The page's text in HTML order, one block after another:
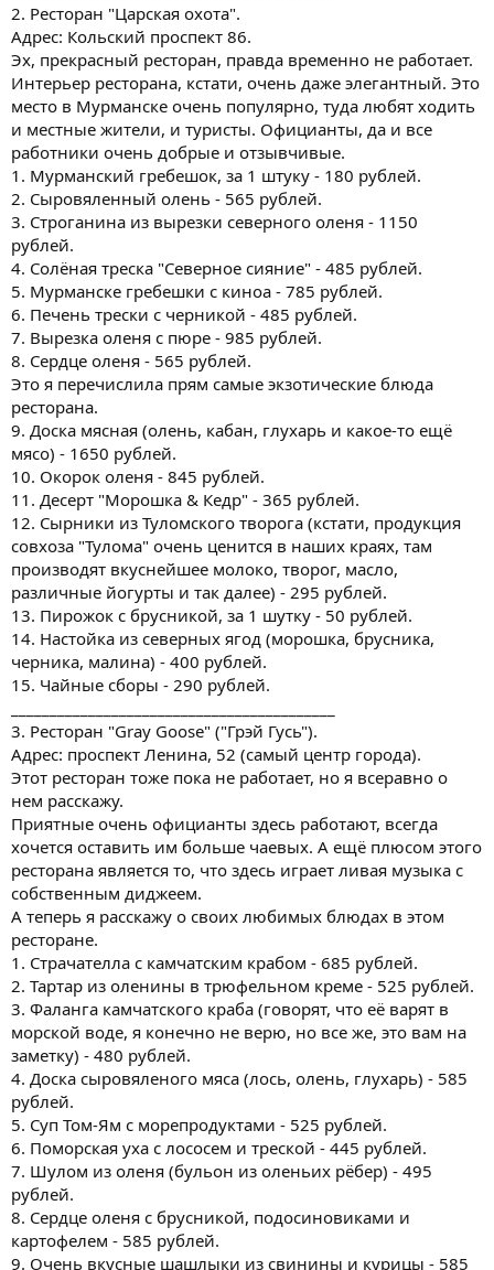
2. Ресторан "Царская охота".
Адрес: Кольский проспект 86.
Эх, прекрасный ресторан, правда временно не работает.
Интерьер ресторана, кстати, очень даже элегантный. Это
место в Мурманске очень популярно, туда любят ходить
и местные жители, и туристы. Официанты, да и все
работники очень добрые и отзывчивые.
1. Мурманский гребешок, за 1 штуку - 180 рублей.
2. Сыровяленный олень - 565 рублей.
3. Строганина из вырезки северного оленя - 1150
рублей.
4. Солёная треска "Северное сияние" - 485 рублей.
5. Мурманске гребешки с киноа - 785 рублей.
6. Печень трески с черникой - 485 рублей.
7. Вырезка оленя с пюре - 985 рублей.
8. Сердце оленя - 565 рублей.
Это я перечислила прям самые экзотические блюда
ресторана.
9. Доска мясная (олень, кабан, глухарь и какое-то ещё
мясо) - 1650 рублей.
10. Окорок оленя - 845 рублей.
11. Десерт "Морошка & Кедр" - 365 рублей.
12. Сырники из Туломского творога (кстати, продукция
совхоза "Тулома" очень ценится в наших краях, там
производят вкуснейшее молоко, творог, масло,
различные йогурты и так далее) - 295 рублей.
13. Пирожок с брусникой, за 1 шутку - 50 рублей.
14. Настойка из северных ягод (морошка, брусника,
черника, малина) - 400 рублей.
15. Чайные сборы - 290 рублей.
3. Ресторан "Gray Goose" ("Грэй Гусь").
Адрес: проспект Ленина, 52 (самый центр города).
Этот ресторан тоже пока не работает, но я всеравно о
нем расскажу.
Приятные очень официанты здесь работают, всегда
хочется оставить им больше чаевых. А ещё плюсом этого
ресторана является то, что здесь играет ливая музыка с
собственным диджеем.
А теперь я расскажу о своих любимых блюдах в этом
ресторане.
1. Страчателла с камчатским крабом - 685 рублей.
2. Тартар из оленины в трюфельном креме - 525 рублей.
3. Фаланга камчатского краба (говорят, что её варят в
морской воде, я конечно не верю, но все же, это вам на
заметку) - 480 рублей.
4. Доска сыровяленого мяса (лось, олень, глухарь) - 585
рублей.
5. Суп Том-Ям с морепродуктами - 525 рублей.
6. Поморская уха с лососем и треской - 445 рублей.
7. Шулом из оленя (бульон из оленьих рёбер) - 495
рублей.
8. Сердце оленя с брусникой, подосиновиками и
картофелем - 585 рублей.
9. Очень вкусные шашлыки из свинины и курицы - 585